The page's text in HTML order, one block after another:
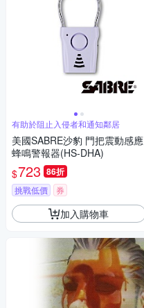
有助於阻止入侵者和通知鄰居
美國SABRE沙豹 門把震動感應
蜂鳴警報器(HS-DHA)
$723 86折
挑戰低價 券
加入購物車